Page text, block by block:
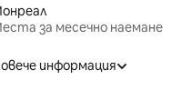
за месечно наемане
информация